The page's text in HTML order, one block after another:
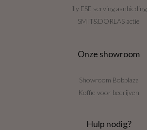
illy ESE serving aanbieding
SMIT&DORLAS actie
Onze showroom
Showroom Bobplaza
Koffie voor bedrijven
Hulp nodig?